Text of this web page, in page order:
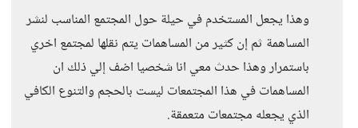
وهذا يجعل المستخدم في حيلة حول المجتمع المناسب لنشر
المساهمة ثم إن كثير من المساهمات يتم نقلها لمجتمع اخري
باستمرار وهذا حدث معي انا شخصيا اضف إلي ذلك ان
المساهمات في هذا المجتمعات ليست بالحجم والتنوع الكافي
الذي يجعله مجتمعات متعمقة.